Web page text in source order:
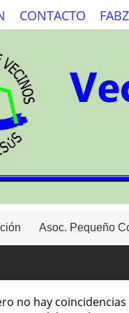
CONTACTO FABZ
Asoc. Pequeño
no hay